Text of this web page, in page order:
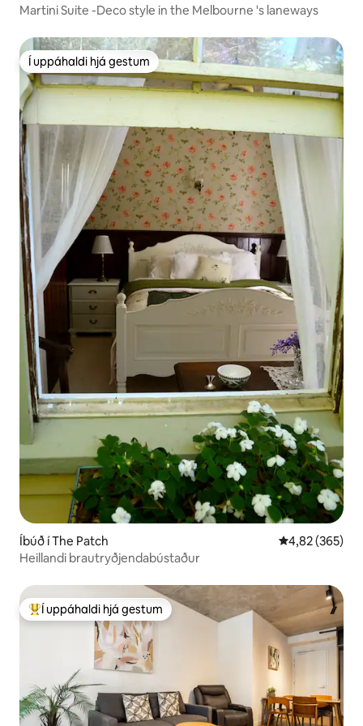
Martini Suite -Deco style in the Melbourne 's laneways
Í uppáhaldi hjá gestum
Í uppáhaldi hjá gestum
Íbúð í The Patch 4,82 af 5 í
4,82 (365)
Heillandi brautryðjendabústaður
Í mestu uppáhaldi hjá gestum
Í uppáhaldi hjá gestum